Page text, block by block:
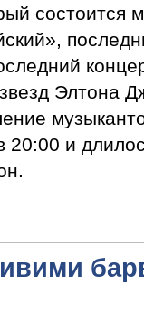
Элтона
20:00 и